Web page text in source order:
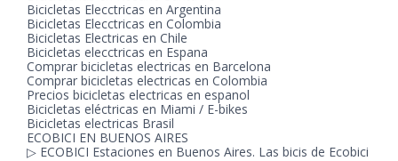
Bicicletas Elecctricas en Argentina
Bicicletas Elecctricas en Colombia
Bicicletas Electricas en Chile
Bicicletas elecctricas en Espana
Comprar bicicletas electricas en Barcelona
Comprar bicicletas electricas en Colombia
Precios bicicletas electricas en espanol
Bicicletas eléctricas en Miami / E-bikes
Bicicletas electricas Brasil
ECOBICI EN BUENOS AIRES
▷ ECOBICI Estaciones en Buenos Aires. Las bicis de Ecobici